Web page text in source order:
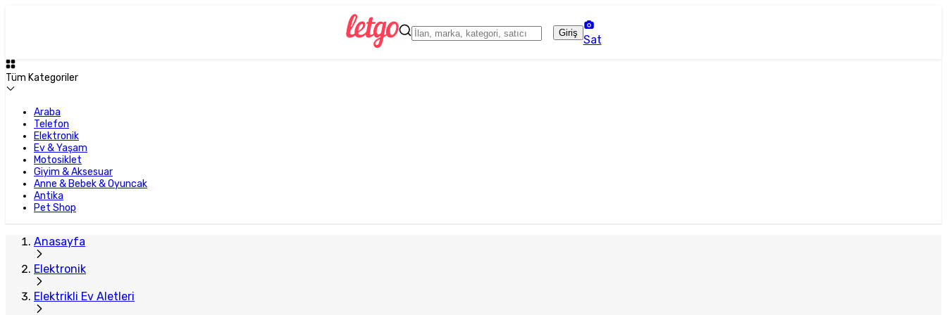
Giriş
Sat
Tüm Kategoriler
Araba
Telefon
Elektronik
Ev & Yaşam
Motosiklet
Giyim & Aksesuar
Anne & Bebek & Oyuncak
Antika
Pet Shop
Anasayfa
Elektronik
Elektrikli Ev Aletleri